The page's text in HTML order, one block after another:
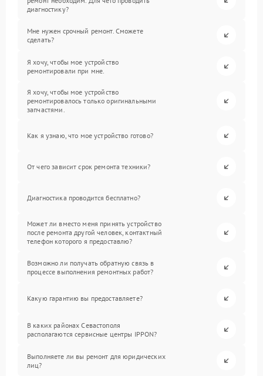
диагностику?
Мне нужен срочный ремонт. Сможете
сделать?
Я хочу, чтобы мое устройство
ремонтировали при мне.
Я хочу, чтобы мое устройство
ремонтировалось только оригинальными
запчастями.
Как я узнаю, что мое устройство готово?
От чего зависит срок ремонта техники?
Диагностика проводится бесплатно?
Может ли вместо меня принять устройство
после ремонта другой человек, контактный
телефон которого я предоставлю?
Возможно ли получать обратную связь в
процессе выполнения ремонтных работ?
Какую гарантию вы предоставляете?
В каких районах Севастополя
располагаются сервисные центры IPPON?
Выполняете ли вы ремонт для юридических
лиц?